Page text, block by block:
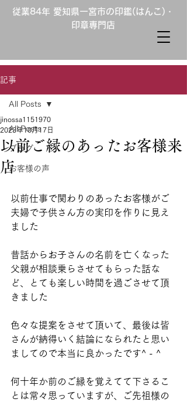
従業84年 愛知県一宮市の印鑑(はんこ)・
印章専門店
記事
All Posts
ブログ
お客様の声
All Posts
以前ご縁のあったお客様来
店
jinossa1151970
2023年10月17日
以前仕事で関わりのあったお客様がご
夫婦で子供さん方の実印を作りに見え
ました
昔話からお子さんの名前を亡くなった
父親が相談乗らさせてもらった話な
ど、とても楽しい時間を過ごさせて頂
きました
色々な提案をさせて頂いて、最後は皆
さんが納得いく結論になられたと思い
ましてので本当に良かったです^ - ^
何十年か前のご縁を覚えてて下さるこ
とは常々思っていますが、ご先祖様の